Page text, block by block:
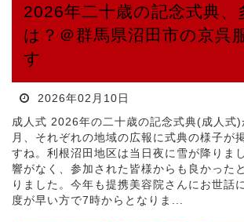
2026年二十歳の記念式典、
は？＠群馬県沼田市の京呉
す
2026年02月10日
成人式 2026年の二十歳の記念式典(成人式)
月、それぞれの地域の広報に式典の様子が
すね。利根沼田地区は当日夜に雪が降りま
響がなく、参加された皆様からも良かった
りました。今年も提携美容院さんにお世話
度が早い方で7時からとなりま...